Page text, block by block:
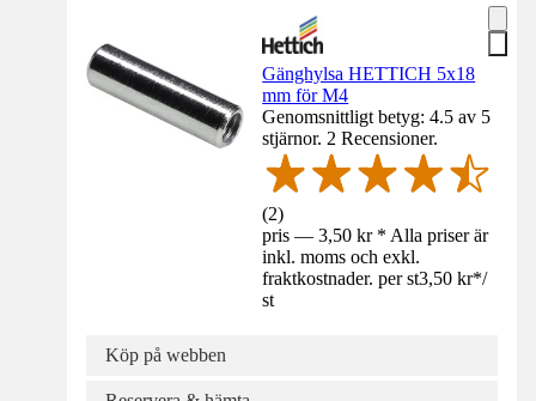
Gänghylsa HETTICH 5x18
mm för M4
Genomsnittligt betyg: 4.5 av 5
stjärnor. 2 Recensioner.
(2)
pris — 3,50 kr * Alla priser är
inkl. moms och exkl.
fraktkostnader. per st3,50 kr*/
st
Köp på webben